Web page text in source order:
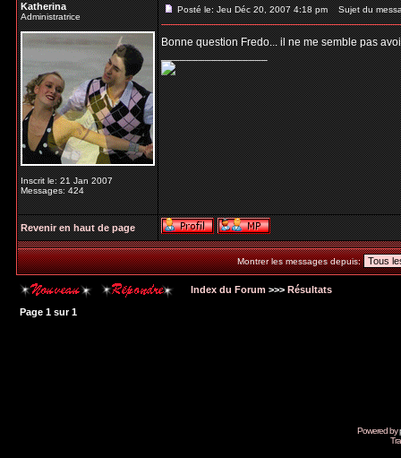
Katherina
Administratrice
Inscrit le: 21 Jan 2007
Messages: 424
Posté le: Jeu Déc 20, 2007 4:18 pm Sujet du
Bonne question Fredo... il ne me semble pas
_________________
Revenir en haut de page
Montrer les messages depuis:
Index du Forum >>> Résultats
Page 1 sur1
Powered by